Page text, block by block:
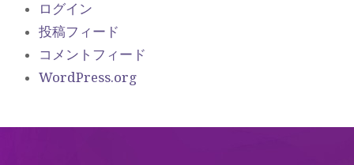
ログイン
投稿フィード
コメントフィード
WordPress.org